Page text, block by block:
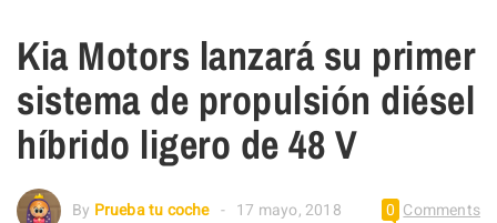
Kia Motors lanzará su primer
sistema de propulsión diésel
híbrido ligero de 48 V
By Prueba tu coche 17 mayo, 2018 0 Comments